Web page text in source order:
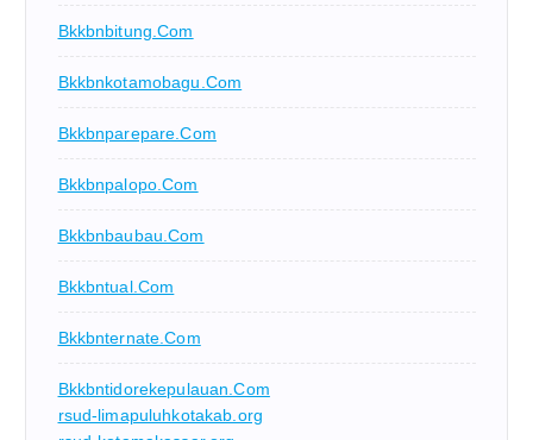
Bkkbnbitung.com
Bkkbnkotamobagu.com
Bkkbnparepare.com
Bkkbnpalopo.com
Bkkbnbaubau.com
Bkkbntual.com
Bkkbnternate.com
Bkkbntidorekepulauan.com
rsud-limapuluhkotakab.org